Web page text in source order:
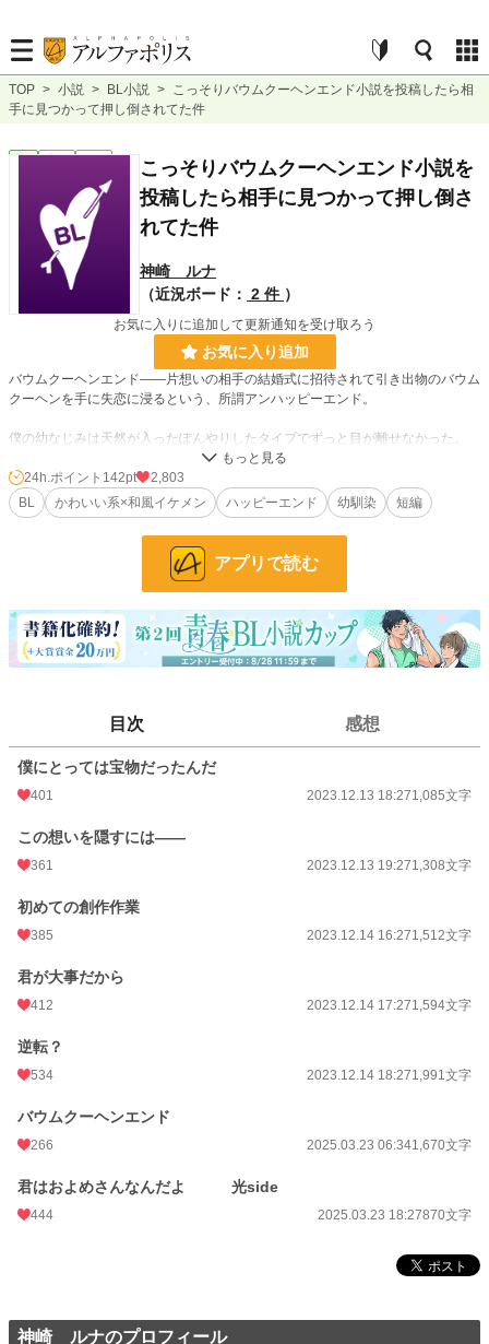
TOP > 小説 > BL小説 > こっそりバウムクーヘンエンド小説を投稿したら相
手に見つかって押し倒されてた件
BL 完結 短編
こっそりバウムクーヘンエンド小説を
投稿したら相手に見つかって押し倒さ
れてた件
神崎 ルナ
（近況ボード： 2 件 ）
お気に入りに追加して更新通知を受け取ろう
お気に入り追加
バウムクーヘンエンド――片想いの相手の結婚式に招待されて引き出物のバウム
クーヘンを手に失恋に浸るという、所謂アンハッピーエンド。
僕の幼なじみは天然が入ったぽんやりしたタイプでずっと目が離せなかった。
だけどその笑顔を見ていると自然と僕も口角が上がり。
子供の頃に勢いに任せて『光くん、好きっ！！』と言ってしまったのは黒歴史だ
が、そのすぐ後に白詰草の指輪を持って来て『うん、およめさんになってね』と
ぽやぽやした光のことだから、きっとよく意味が分かってなかったに違いない。
指輪も、僕の左手の中指に収めていたし。
ずっと仲が良い幼なじみの範疇に留まる僕たちの関係は決して崩してはならな
だけど想いを隠すのは苦しくて――。
った。
なのにどうして――。
『ねぇ、この小説って海斗が書いたんだよね？』
っ！？（※注 一月十日のアルファポリス規約改定を受け、サブ垢にて公開済み
の『バウムクーヘンエンド』をこちらへ移しましたm(__)m サブ垢の『バウム
クーヘンエンド』はこちらへ移動が出来次第、非公開となりますm(__)m）
小説
BL 1,890 位 / 31,420 件
お気に入り
24h.ポイント 142 pt
24h.ポイント 142pt
2,803
BL
かわいい系×和風イケメン ハッピーエンド 幼馴染 短編
アプリで読む
目次 感想
僕にとっては宝物だったんだ
401 2023.12.13 18:271,085文字
この想いを隠すには――
361 2023.12.13 19:271,308文字
初めての創作作業
385 2023.12.14 16:271,512文字
君が大事だから
412 2023.12.14 17:271,594文字
逆転？
534 2023.12.14 18:271,991文字
バウムクーヘンエンド
266 2025.03.23 06:341,670文字
君はおよめさんなんだよ 光side
444 2025.03.23 18:27870文字
神崎 ルナのプロフィール